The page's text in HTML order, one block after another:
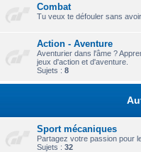
Combat
Tu veux te défouler sans
Action - Aventure
Aventurier dans l'âme ?
jeux d'action et d'aventure.
Sujets : 8
Sport mécaniques
Partagez votre passion pour
Sujets : 32